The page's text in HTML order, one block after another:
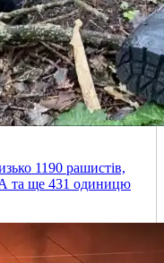
1190 рашистів,
та ще 431 одиницю